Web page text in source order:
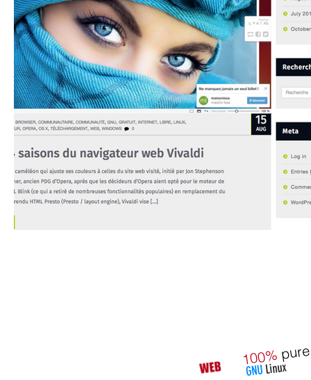
GNU Linux Ubuntu Debian Sécurité
Innovation technologique Bureautique Internet des
Gaming Vintage Migration Windows
Enseignement Cours et Formations Témoignages
GNULinux
100%pure